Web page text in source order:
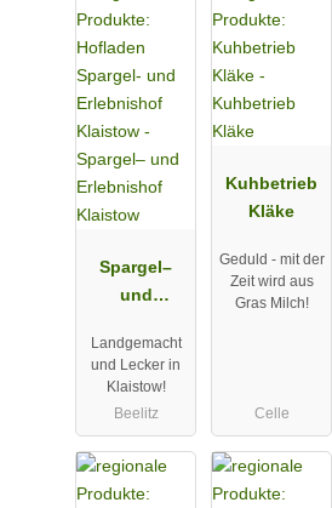
Spargel–
und
Klaistow
Landgemacht
und Lecker in
Klaistow!
Beelitz
Kuhbetrieb
Kläke
Geduld - mit der
Zeit wird aus
Gras Milch!
Celle